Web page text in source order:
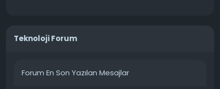
Teknoloji Forum
Forum En Son Yazılan Mesajlar